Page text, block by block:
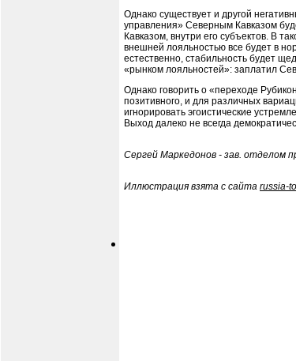
Однако существует и другой
управления» Северным Кавказом
Кавказом, внутри его субъектов. В
внешней лояльностью все будет в
естественно, стабильность будет
«рынком лояльностей»: заплатил
Однако говорить о «переходе
позитивного, и для различных
игнорировать эгоистические
Выход далеко не всегда
Сергей Маркедонов - зав. отделом
Иллюстрация взята с сайта russia-